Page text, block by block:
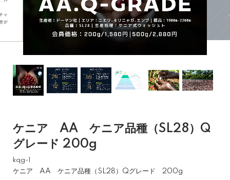
ケニア AA ケニア品種（SL28）Q
グレード 200g
kqg-1
ケニア AA ケニア品種（SL28）Qグレード 200g